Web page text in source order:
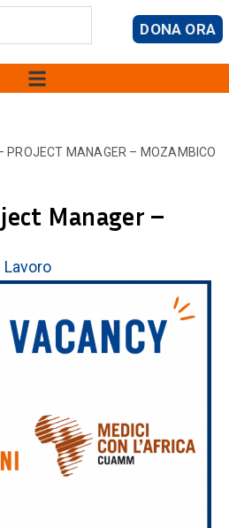
DONA ORA
PROJECT MANAGER – MOZAMBICO
Manager –
Lavoro